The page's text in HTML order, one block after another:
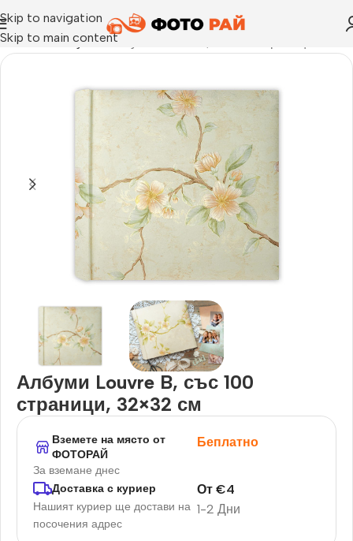
Skip to navigation
Skip to main content
Начало›Албуми›Албуми Louvre B, със 100 страници,
Албуми Louvre B, със 100
страници, 32×32 см
Вземете на място от
ФОТОРАЙ
За вземане днес
Беплатно
Доставка с куриер
Нашият куриер ще достави на
посочения адрес
1-2 Дни
От€4